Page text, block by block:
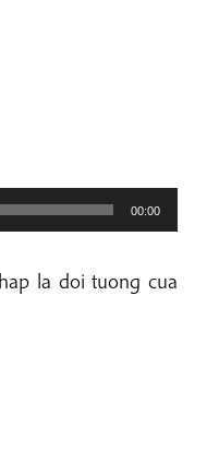
00:00
la doi tuong cua